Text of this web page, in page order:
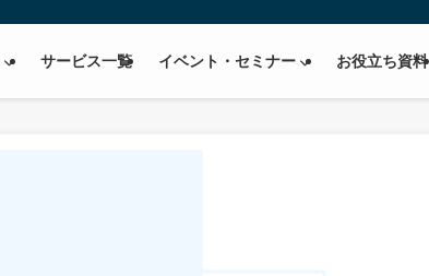
サービス一覧 イベント・セミナー お役立ち資料